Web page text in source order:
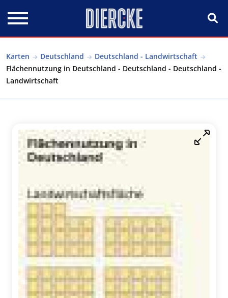
Karten Deutschland
Deutschland - Landwirtschaft
Flächennutzung in Deutschland - Deutschland - Deutschland -
Landwirtschaft